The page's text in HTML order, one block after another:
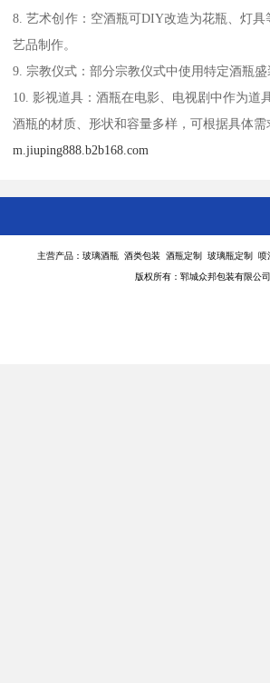
8. 艺术创作：空酒瓶可DIY改造为花瓶、灯
艺品制作。
9. 宗教仪式：部分宗教仪式中使用特定酒瓶盛
10. 影视道具：酒瓶在电影、电视剧中作为道
酒瓶的材质、形状和容量多样，可根据具体需
m.jiuping888.b2b168.com
主营产品：玻璃酒瓶 酒类包装 酒瓶定制 玻璃瓶定制 喷
版权所有：郓城众邦包装有限公司